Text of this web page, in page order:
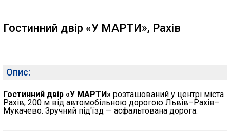
Гостинний двір «У МАРТИ», Рахів
Опис:
Гостинний двір «У МАРТИ» розташований у центрі міста
Рахів, 200 м від автомобільною дорогою Львів–Рахів–
Мукачево. Зручний під'їзд — асфальтована дорога.